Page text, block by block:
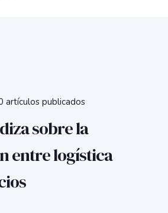
artículos publicados
sobre la
entre logística